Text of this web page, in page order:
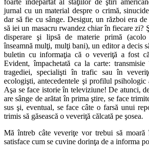
jurnal cu un material despre o crimă,
dar să fie cu sânge. Desigur, un război era
să iei un masacru rwandez chiar în fiecare zi?
disperare şi lipsă de materie primă
înseamnă mulţi, mulţi bani), un editor a decis
buletin cu informaţia că o veveriţă a fost
Evident, împachetată ca la carte:
tragediei, specialişti în trafic sau în
ecologişti, antecedentele şi profilul
Aşa se face istorie în televiziune! De atunci,
are sânge de arătat în prima ştire, se face
sus şi, eventual, se face câte o farsă unui
trimis să găsească o veveriţă călcată pe şosea.
Mă întreb câte veveriţe vor trebui să moară
satisface cum se cuvine dorinţa de a informa